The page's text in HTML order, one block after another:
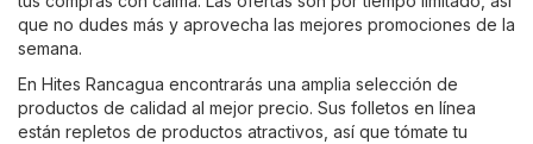
que no dudes más y aprovecha las mejores promociones de la
semana.
En Hites Rancagua encontrarás una amplia selección de
productos de calidad al mejor precio. Sus folletos en línea
están repletos de productos atractivos, así que tómate tu